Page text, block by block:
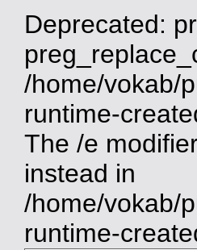
Deprecated:
/home/vokab/
runtime-
The /e
instead in
/home/vokab/
runtime-